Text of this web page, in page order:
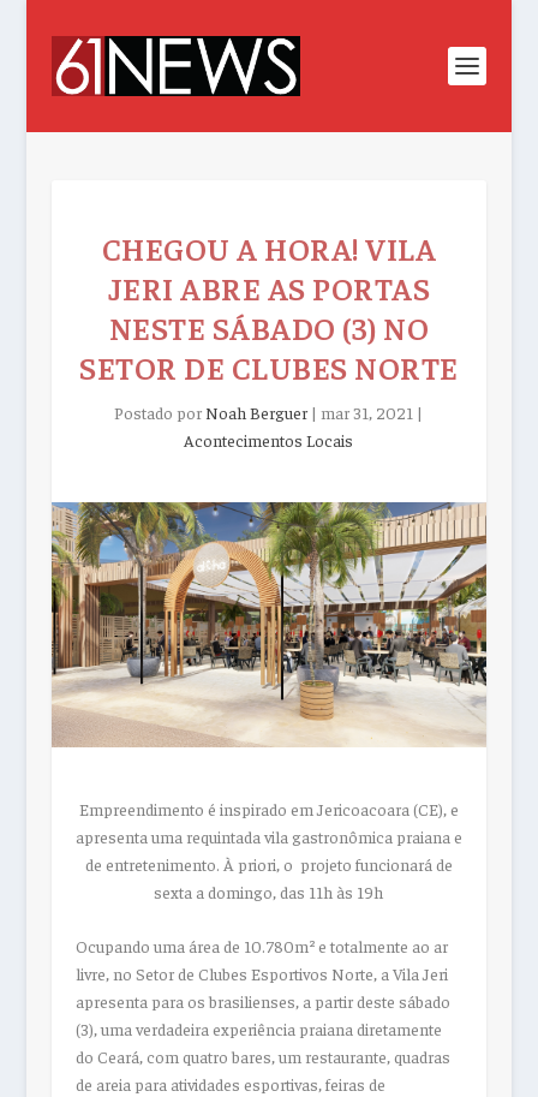
CHEGOU A HORA! VILA
JERI ABRE AS PORTAS
NESTE SÁBADO (3) NO
SETOR DE CLUBES NORTE
Postado por Noah Berguer| mar 31, 2021 |
Acontecimentos Locais
Empreendimento é inspirado em Jericoacoara (CE), e
apresenta uma requintada vila gastronômica praiana e
de entretenimento. À priori, o projeto funcionará de
sexta a domingo, das 11h às 19h
Ocupando uma área de 10.780m² e totalmente ao ar
livre, no Setor de Clubes Esportivos Norte, a Vila Jeri
apresenta para os brasilienses, a partir deste sábado
(3), uma verdadeira experiência praiana diretamente
do Ceará, com quatro bares, um restaurante, quadras
de areia para atividades esportivas, feiras de